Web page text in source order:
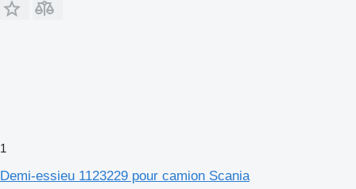
1
Demi-essieu 1123229 pour camion Scania